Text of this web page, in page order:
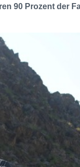
90 Prozent der